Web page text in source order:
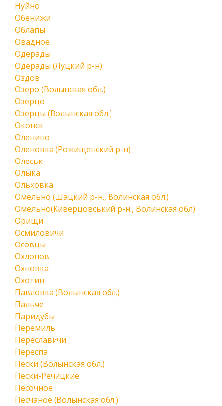
Нуйно
Обенижи
Облапы
Овадное
Одерады
Одерады (Луцкий р-н)
Оздов
Озеро (Волынская обл.)
Озерцо
Озерцы (Волынская обл.)
Оконск
Оленино
Оленовка (Рожищенский р-н)
Олеськ
Олыка
Ольховка
Омельно (Шацкий р-н., Волинская обл.)
Омельно(Киверцовський р-н., Волинская обл)
Орищи
Осмиловичи
Осовцы
Охлопов
Охновка
Охотин
Павловка (Волынская обл.)
Пальче
Паридубы
Перемиль
Переславичи
Переспа
Пески (Волынская обл.)
Пески-Речицкие
Песочное
Песчаное (Волынская обл.)